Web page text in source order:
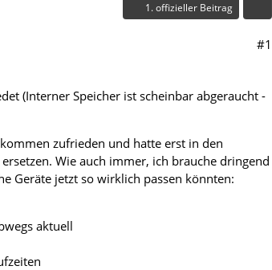
1. offizieller Beitrag
#1
(Interner Speicher ist scheinbar abgeraucht -
zufrieden und hatte erst in den
Wie auch immer, ich brauche dringend
Geräte jetzt so wirklich passen könnten:
aktuell